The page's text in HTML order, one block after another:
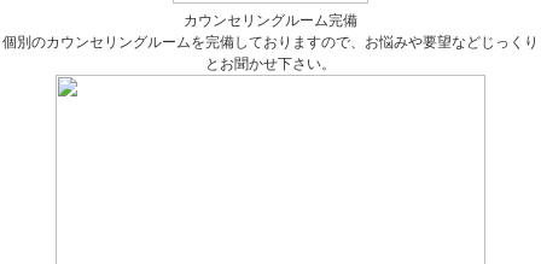
カウンセリングルーム完備
個別のカウンセリングルームを完備しておりますので、お悩みや要望などじっくり
とお聞かせ下さい。